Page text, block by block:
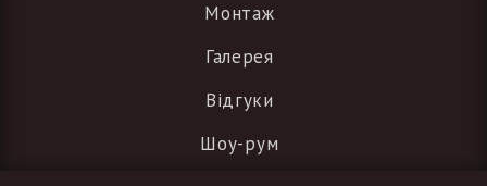
Монтаж
Галерея
Відгуки
Шоу-рум